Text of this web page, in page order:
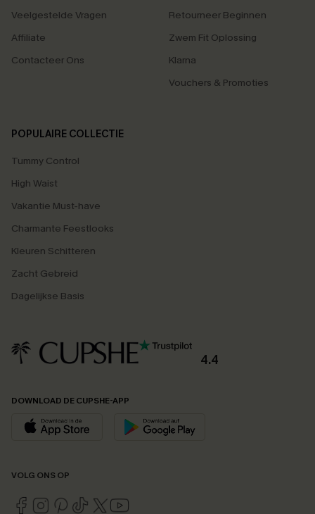
Veelgestelde Vragen
Affiliate
Contacteer Ons
Retourneer Beginnen
Zwem Fit Oplossing
Klarna
Vouchers & Promoties
POPULAIRE COLLECTIE
Tummy Control
High Waist
Vakantie Must-have
Charmante Feestlooks
Kleuren Schitteren
Zacht Gebreid
Dagelijkse Basis
4.4
DOWNLOAD DE CUPSHE-APP
VOLG ONS OP